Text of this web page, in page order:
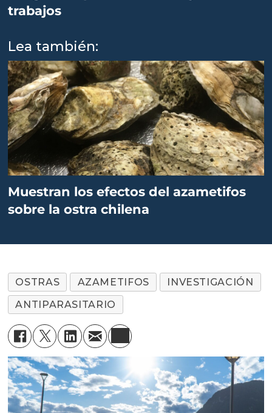
trabajos
Lea también:
Muestran los efectos del azametifos
sobre la ostra chilena
OSTRAS AZAMETIFOS
INVESTIGACIÓN
ANTIPARASITARIO